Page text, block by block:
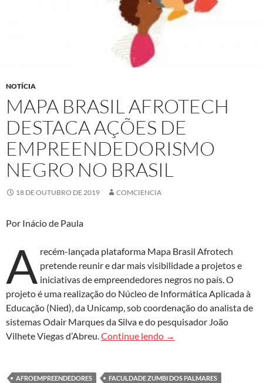
NOTÍCIA
MAPA BRASIL AFROTECH
DESTACA AÇÕES DE
EMPREENDEDORISMO
NEGRO NO BRASIL
18 DE OUTUBRO DE 2019 COMCIENCIA
Por Inácio de Paula
A recém-lançada plataforma Mapa Brasil Afrotech
pretende reunir e dar mais visibilidade a projetos e
iniciativas de empreendedores negros no país. O
projeto é uma realização do Núcleo de Informática Aplicada à
Educação (Nied), da Unicamp, sob coordenação do analista de
sistemas Odair Marques da Silva e do pesquisador João
Vilhete Viegas d’Abreu.Continue lendo Mapa Brasil Afrotech
→
AFROEMPREENDEDORES
FACULDADE ZUMBI DOS PALMARES